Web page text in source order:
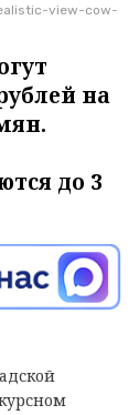
view-cow-
на
до 3